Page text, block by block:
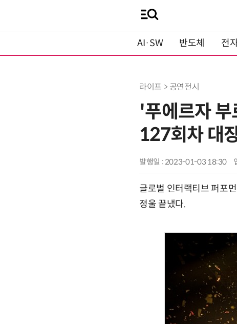
AI·SW 반도체 전
라이프 > 공연전시
'푸에르자
127회차 대
발행일 : 2023-01-03 18:30
글로벌 인터랙티브 퍼포
정울 끝냈다.